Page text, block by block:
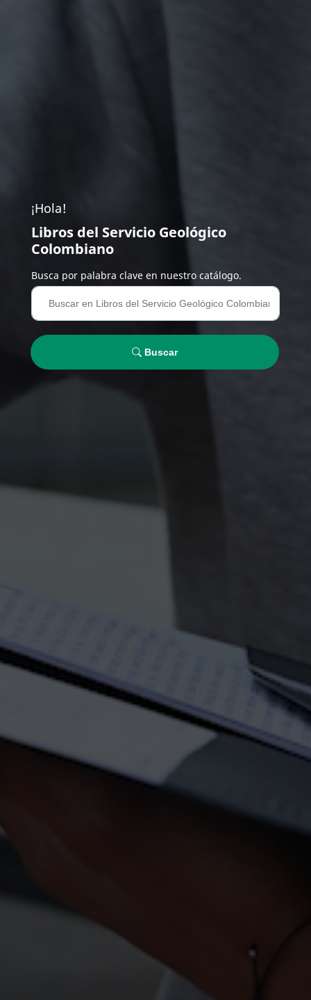
¡Hola!
Libros del Servicio Geológico
Colombiano
Busca por palabra clave en nuestro catálogo.
Buscar